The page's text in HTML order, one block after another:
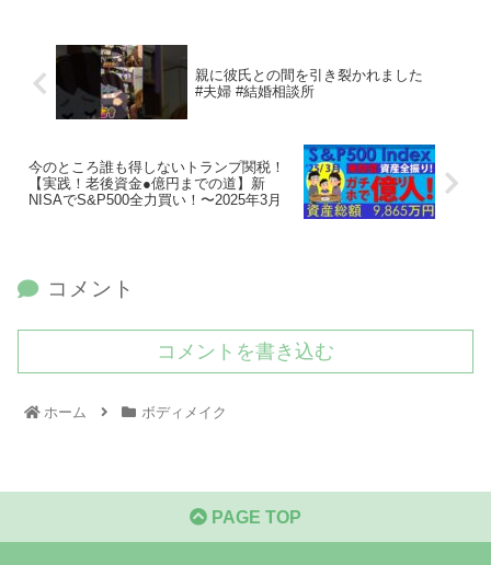
親に彼氏との間を引き裂かれました
#夫婦 #結婚相談所
今のところ誰も得しないトランプ関税！
【実践！老後資金●億円までの道】新
NISAでS&P500全力買い！〜2025年3月
コメント
コメントを書き込む
ホーム ボディメイク
PAGE TOP